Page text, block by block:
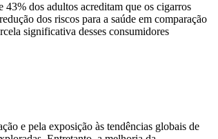
43% dos adultos acreditam que os cigarros
dos riscos para a saúde em comparação
significativa desses consumidores
e pela exposição às tendências globais de